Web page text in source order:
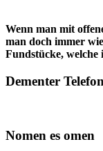
Wenn man mit
man doch immer
Fundstücke, welche
Dementer
Nomen es omen